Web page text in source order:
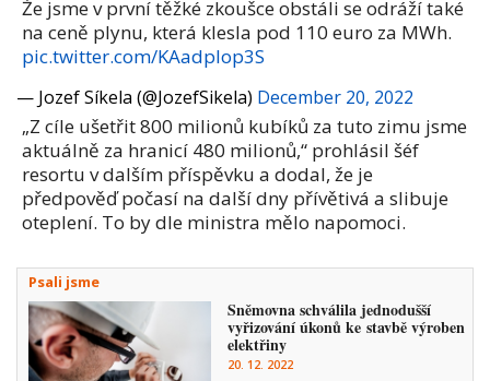
Že jsme v první těžké zkoušce obstáli se odráží také
na ceně plynu, která klesla pod 110 euro za MWh.
pic.twitter.com/KAadplop3S
— Jozef Síkela (@JozefSikela) December 20, 2022
„Z cíle ušetřit 800 milionů kubíků za tuto zimu jsme
aktuálně za hranicí 480 milionů,“ prohlásil šéf
resortu v dalším příspěvku a dodal, že je
předpověď počasí na další dny přívětivá a slibuje
oteplení. To by dle ministra mělo napomoci.
Psali jsme
Sněmovna schválila jednodušší
vyřizování úkonů ke stavbě výroben
elektřiny
20. 12. 2022